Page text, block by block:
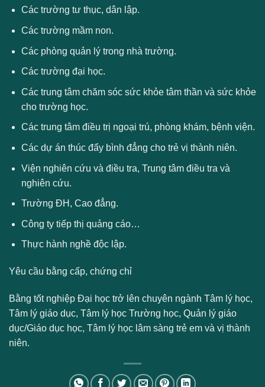
Các trường tư thục, dân lập.
Các trường mầm non.
Các phòng quản lý trong nhà trường.
Các trường đại học.
Các trung tâm chăm sóc sức khỏe tâm thần và sức khỏe
cho trường học.
Các trung tâm điều trị ngoại trú, phòng khám, bệnh viện.
Các dự án thúc đẩy bình đẳng cho trẻ vị thành niên.
Viện nghiên cứu và điều tra, Trung tâm điều tra và
nghiên cứu.
Trường ĐH, Cao đẳng.
Công ty tiếp thị quảng cáo…
Thực hành nghề độc lập.
Yêu cầu bằng cấp, chứng chỉ
Bằng tốt nghiệp Đại học trở lên chuyên ngành Tâm lý học,
Tâm lý giáo dục, Tâm lý học Trường học, Quản lý giáo
dục/Giáo dục học, Tâm lý học lâm sàng trẻ em và vị thành
niên.